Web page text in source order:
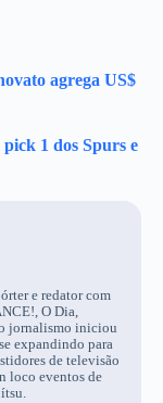
agrega US$
1 dos Spurs e
e redator com
O Dia,
jornalismo iniciou
expandindo para
de televisão
loco eventos de